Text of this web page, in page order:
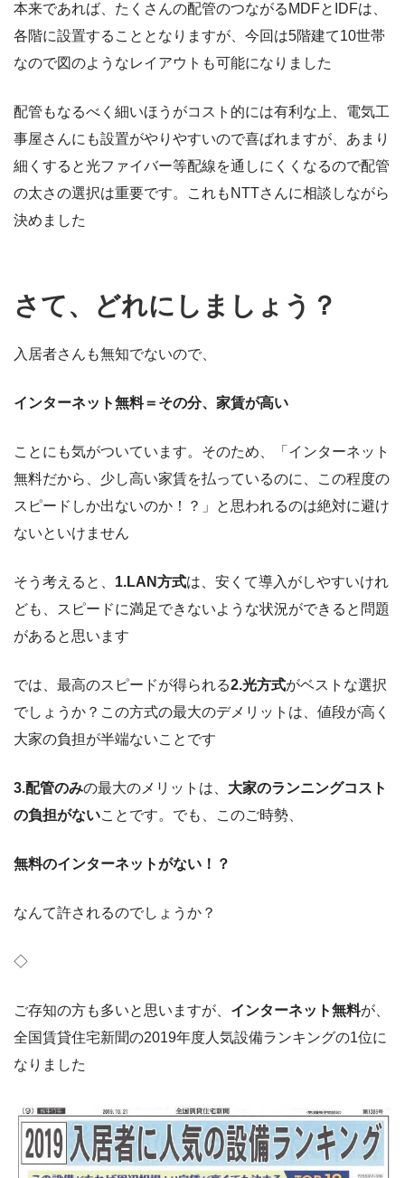
本来であれば、たくさんの配管のつながるMDFとIDFは、
各階に設置することとなりますが、今回は5階建て10世帯
なので図のようなレイアウトも可能になりました
配管もなるべく細いほうがコスト的には有利な上、電気工
事屋さんにも設置がやりやすいので喜ばれますが、あまり
細くすると光ファイバー等配線を通しにくくなるので配管
の太さの選択は重要です。これもNTTさんに相談しながら
決めました
さて、どれにしましょう？
入居者さんも無知でないので、
インターネット無料＝その分、家賃が高い
ことにも気がついています。そのため、「インターネット
無料だから、少し高い家賃を払っているのに、この程度の
スピードしか出ないのか！？」と思われるのは絶対に避け
ないといけません
そう考えると、 1.LAN方式は、安くて導入がしやすいけれ
ども、スピードに満足できないような状況ができると問題
があると思います
では、最高のスピードが得られる2.光方式がベストな選択
でしょうか？この方式の最大のデメリットは、値段が高く
大家の負担が半端ないことです
3.配管のみの最大のメリットは、 大家のランニングコスト
の負担がないことです。でも、このご時勢、
無料のインターネットがない！？
なんて許されるのでしょうか？
◇
ご存知の方も多いと思いますが、 インターネット無料が、
全国賃貸住宅新聞の2019年度人気設備ランキングの1位に
なりました